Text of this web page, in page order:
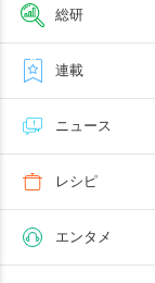
総研
連載
ニュース
レシピ
エンタメ